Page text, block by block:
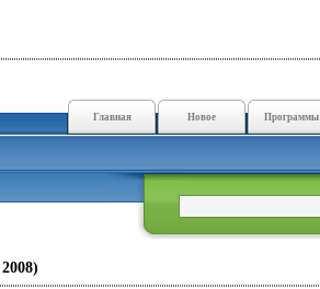
Главная Новое Программы